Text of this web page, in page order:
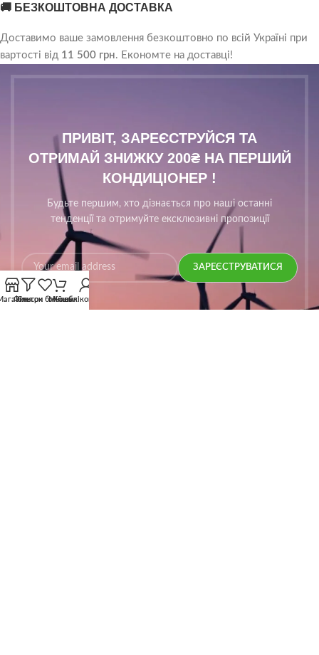
🚚 БЕЗКОШТОВНА ДОСТАВКА
Доставимо ваше замовлення безкоштовно по всій Україні при
вартості від 11 500 грн. Економте на доставці!
ПРИВІТ, ЗАРЕЄСТРУЙСЯ ТА
ОТРИМАЙ ЗНИЖКУ 200₴ НА ПЕРШИЙ
КОНДИЦІОНЕР !
Будьте першим, хто дізнається про наші останні
тенденції та отримуйте ексклюзивні пропозиції
Фільтри
Список бажань
Кошик
Мій обліковий запис